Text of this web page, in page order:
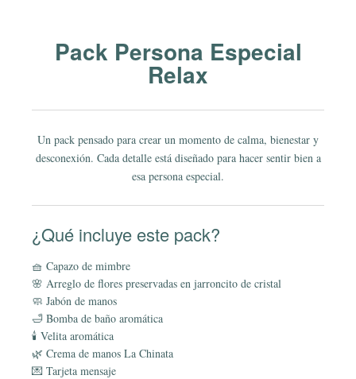
Pack Persona Especial
Relax
Un pack pensado para crear un momento de calma, bienestar y
desconexión. Cada detalle está diseñado para hacer sentir bien a
esa persona especial.
¿Qué incluye este pack?
🧺 Capazo de mimbre
🌸 Arreglo de flores preservadas en jarroncito de cristal
🧼 Jabón de manos
🛁 Bomba de baño aromática
🕯️ Velita aromática
🌿 Crema de manos La Chinata
💌 Tarjeta mensaje